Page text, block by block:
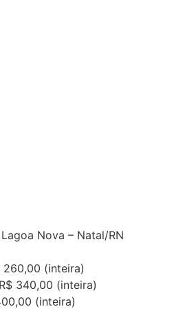
Nova – Natal/RN
260,00 (inteira)
340,00 (inteira)
(inteira)